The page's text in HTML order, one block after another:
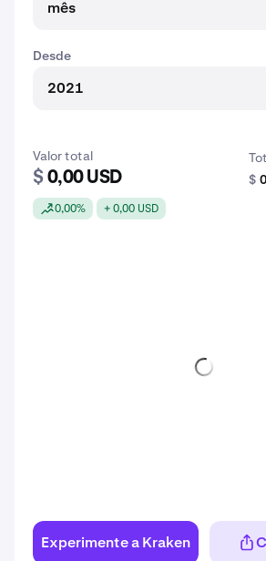
mês
Desde
2021
Valor total
$ 0,00 USD
0,00% + 0,00 USD
$
Experimente a Kraken